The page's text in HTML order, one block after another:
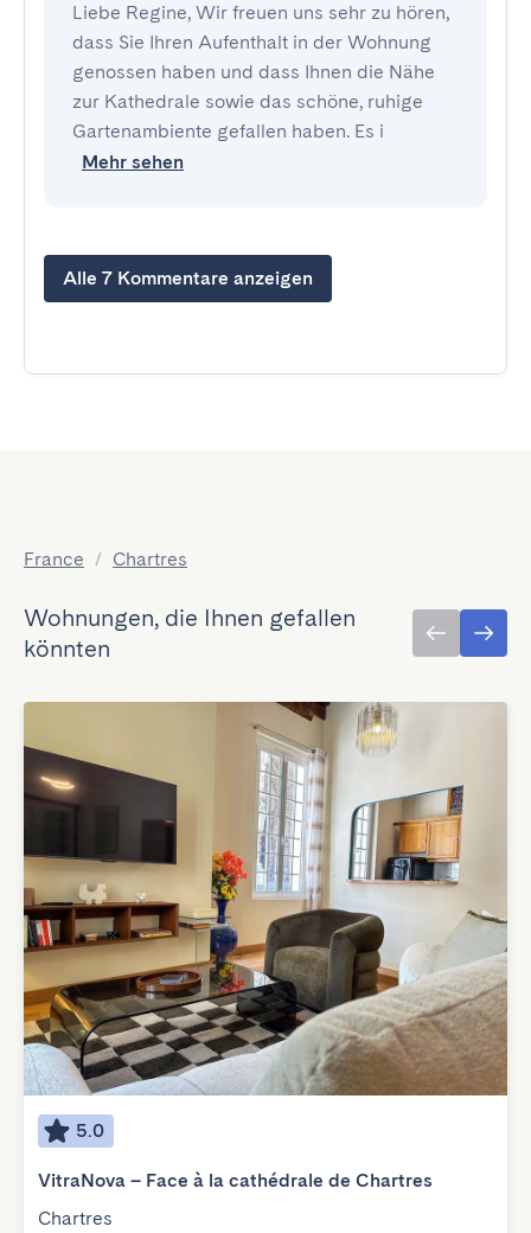
Liebe Regine, Wir freuen uns sehr zu hören,
dass Sie Ihren Aufenthalt in der Wohnung
genossen haben und dass Ihnen die Nähe
zur Kathedrale sowie das schöne, ruhige
Gartenambiente gefallen haben. Es i
Mehr sehen
Alle 7 Kommentare anzeigen
France / Chartres
Wohnungen, die Ihnen gefallen
könnten
5.0
VitraNova – Face à la cathédrale de Chartres
Chartres